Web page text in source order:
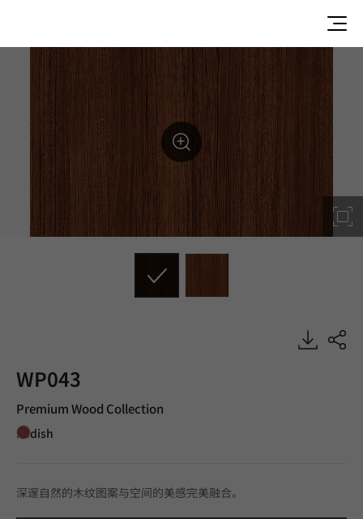
WP043
Premium Wood Collection
Redish
深邃自然的木纹图案与空间的美感完美融合。